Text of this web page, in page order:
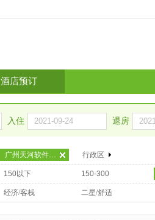
酒店预订
入住 退房
广州天河软件园（近琶洲） 行政区
150以下 150-300
经济/客栈 二星/舒适